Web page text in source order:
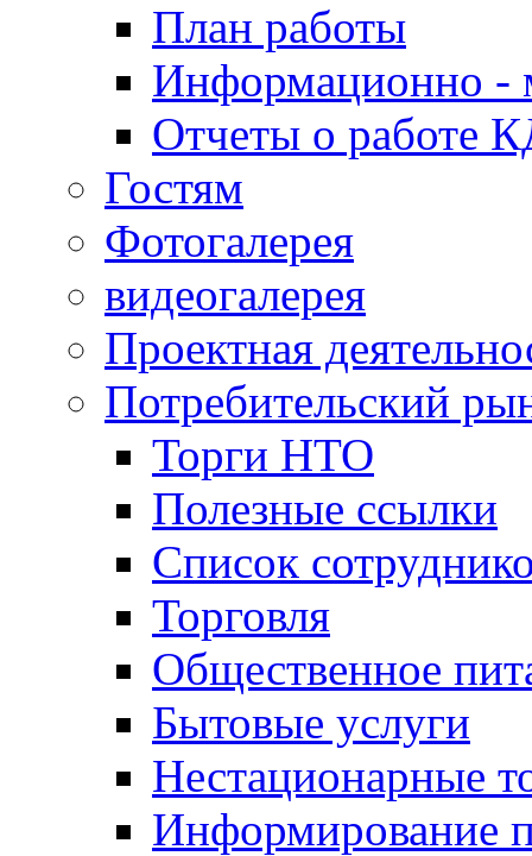
План работы
Информационно -
Отчеты о работе
Гостям
Фотогалерея
видеогалерея
Проектная
Потребительский
Торги НТО
Полезные ссылки
Список
Торговля
Общественное
Бытовые услуги
Нестационарные
Информирование